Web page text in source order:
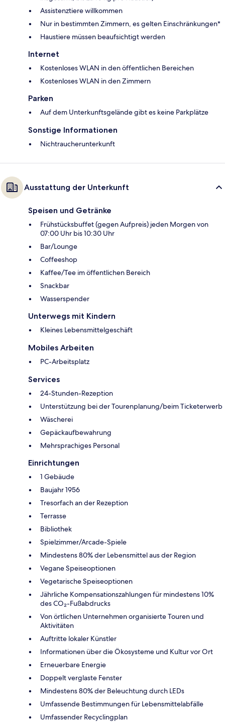
Assistenztiere willkommen
Nur in bestimmten Zimmern, es gelten Einschränkungen*
Haustiere müssen beaufsichtigt werden
Internet
Kostenloses WLAN in den öffentlichen Bereichen
Kostenloses WLAN in den Zimmern
Parken
Auf dem Unterkunftsgelände gibt es keine Parkplätze
Sonstige Informationen
Nichtraucherunterkunft
Ausstattung der Unterkunft
Speisen und Getränke
Frühstücksbuffet (gegen Aufpreis) jeden Morgen von
07:00 Uhr bis 10:30 Uhr
Bar/Lounge
Coffeeshop
Kaffee/Tee im öffentlichen Bereich
Snackbar
Wasserspender
Unterwegs mit Kindern
Kleines Lebensmittelgeschäft
Mobiles Arbeiten
PC-Arbeitsplatz
Services
24-Stunden-Rezeption
Unterstützung bei der Tourenplanung/beim Ticketerwerb
Wäscherei
Gepäckaufbewahrung
Mehrsprachiges Personal
Einrichtungen
1 Gebäude
Baujahr 1956
Tresorfach an der Rezeption
Terrasse
Bibliothek
Spielzimmer/Arcade-Spiele
Mindestens 80% der Lebensmittel aus der Region
Vegane Speiseoptionen
Vegetarische Speiseoptionen
Jährliche Kompensationszahlungen für mindestens 10%
des CO₂-Fußabdrucks
Von örtlichen Unternehmen organisierte Touren und
Aktivitäten
Auftritte lokaler Künstler
Informationen über die Ökosysteme und Kultur vor Ort
Erneuerbare Energie
Doppelt verglaste Fenster
Mindestens 80% der Beleuchtung durch LEDs
Umfassende Bestimmungen für Lebensmittelabfälle
Umfassender Recyclingplan